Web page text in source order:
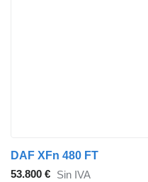
DAF XFn 480 FT
53.800 € Sin IVA